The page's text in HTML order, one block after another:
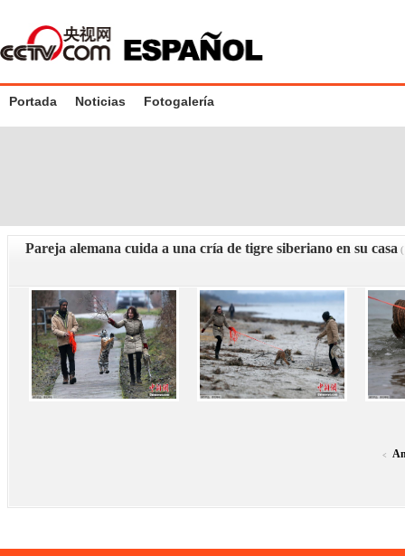
Portada Noticias Fotogalería
Pareja alemana cuida a una cría de tigre siberiano en su casa
<